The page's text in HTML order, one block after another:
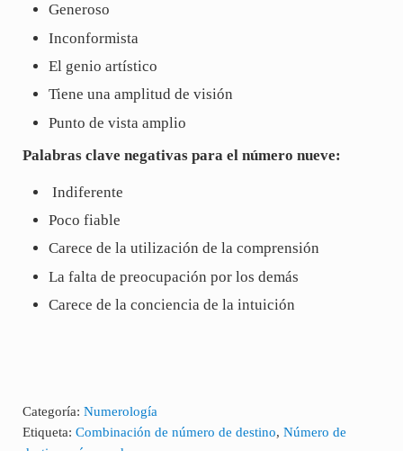
Generoso
Inconformista
El genio artístico
Tiene una amplitud de visión
Punto de vista amplio
Palabras clave negativas para el número nueve:
Indiferente
Poco fiable
Carece de la utilización de la comprensión
La falta de preocupación por los demás
Carece de la conciencia de la intuición
Categoría: Numerología
Etiqueta: Combinación de número de destino, Número de